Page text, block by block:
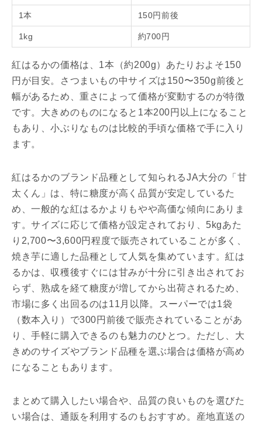
1本 150円前後
1kg 約700円
紅はるかの価格は、1本（約200g）あたりおよそ150
円が目安。さつまいもの中サイズは150〜350g前後と
幅があるため、重さによって価格が変動するのが特徴
です。大きめのものになると1本200円以上になること
もあり、小ぶりなものは比較的手頃な価格で手に入り
ます。
紅はるかのブランド品種として知られるJA大分の「甘
太くん」は、特に糖度が高く品質が安定しているた
め、一般的な紅はるかよりもやや高価な傾向にありま
す。サイズに応じて価格が設定されており、5kgあた
り2,700〜3,600円程度で販売されていることが多く、
焼き芋に適した品種として人気を集めています。紅は
るかは、収穫後すぐには甘みが十分に引き出されてお
らず、熟成を経て糖度が増してから出荷されるため、
市場に多く出回るのは11月以降。スーパーでは1袋
（数本入り）で300円前後で販売されていることがあ
り、手軽に購入できるのも魅力のひとつ。ただし、大
きめのサイズやブランド品種を選ぶ場合は価格が高め
になることもあります。
まとめて購入したい場合や、品質の良いものを選びた
い場合は、通販を利用するのもおすすめ。産地直送の